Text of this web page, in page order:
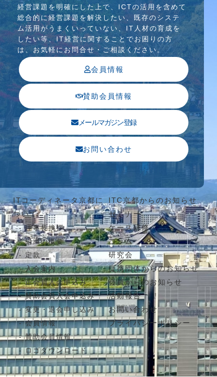
経営課題を明確にした上で、ICTの活⽤を含めて
総合的に経営課題を解決したい、既存のシステ
ム活⽤がうまくいっていない、IT⼈材の育成を
したい等、IT経営に関することでお困りの⽅
は、お気軽にお問合せ・ご相談ください。
会員情報
賛助会員情報
メールマガジン登録
お問い合わせ
ITコーディネータ京都に
ついて
理事長挨拶
組織の概要
定款
入会案内
正会員入会申込み
賛助会員入会申込み
変更・退会申し込み
会員情報
賛助会員情報
ロゴダウンロード
ITC京都からのお知らせ
セミナー
ケース研修
コラム
研究会
提携団体からのお知らせ
会員からのお知らせ
活動報告
お問い合わせ
プライバシーポリシー